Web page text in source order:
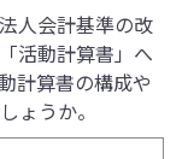
人会計基準の改
活動計算書」へ
計算書の構成や
ょうか。